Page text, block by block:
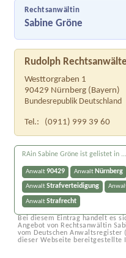
Rechtsanwältin
Sabine Gröne
Rudolph Rechtsanwälte
Westtorgraben 1
90429 Nürnberg (Bayern)
Bundesrepublik Deutschland
Tel.: (0911) 999 39 60
RAin Sabine Gröne ist gelistet in ...
Anwalt90429 AnwaltNürnberg
AnwaltStrafverteidigung
AnwaltStrafrecht
Bei diesem Eintrag handelt es
Angebot von Rechtsanwältin
vom Deutschen Anwaltsregister
dieser Webseite bereitgestellte